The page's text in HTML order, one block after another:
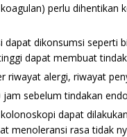
perlu dihentikan
dapat dikonsumsi seperti
dapat membuat
riwayat alergi, riwayat
jam sebelum tindakan
dapat
menoleransi rasa tidak